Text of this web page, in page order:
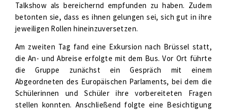
Talkshow als bereichernd empfunden zu haben. Zudem
betonten sie, dass es ihnen gelungen sei, sich gut in ihre
jeweiligen Rollen hineinzuversetzen.
Am zweiten Tag fand eine Exkursion nach Brüssel statt,
die An- und Abreise erfolgte mit dem Bus. Vor Ort führte
die Gruppe zunächst ein Gespräch mit einem
Abgeordneten des Europäischen Parlaments, bei dem die
Schülerinnen und Schüler ihre vorbereiteten Fragen
stellen konnten. Anschließend folgte eine Besichtigung